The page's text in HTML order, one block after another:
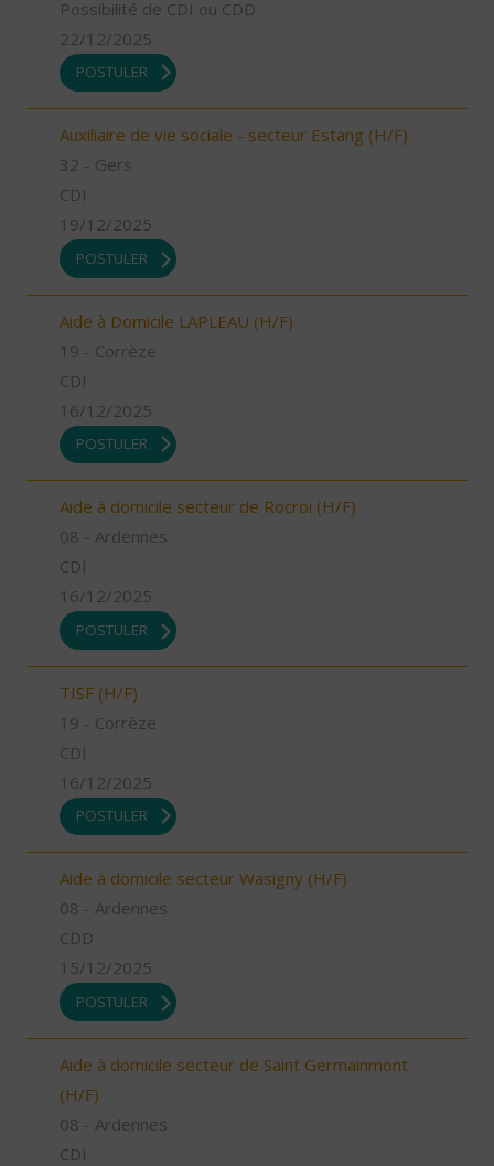
Possibilité de CDI ou CDD
22/12/2025
POSTULER
Auxiliaire de vie sociale - secteur Estang (H/F)
32 - Gers
CDI
19/12/2025
POSTULER
Aide à Domicile LAPLEAU (H/F)
19 - Corrèze
CDI
16/12/2025
POSTULER
Aide à domicile secteur de Rocroi (H/F)
08 - Ardennes
CDI
16/12/2025
POSTULER
TISF (H/F)
19 - Corrèze
CDI
16/12/2025
POSTULER
Aide à domicile secteur Wasigny (H/F)
08 - Ardennes
CDD
15/12/2025
POSTULER
Aide à domicile secteur de Saint Germainmont
(H/F)
08 - Ardennes
CDI